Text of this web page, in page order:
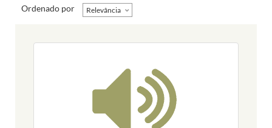
Ordenado por Relevância